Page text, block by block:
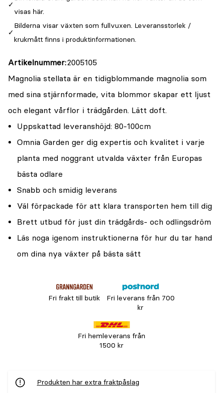
visas här.
Bilderna visar växten som fullvuxen. Leveransstorlek /
krukmått finns i produktinformationen.
Artikelnummer 2005105
Magnolia stellata är en tidigblommande magnolia som
med sina stjärnformade, vita blommor skapar ett ljust
och elegant vårflor i trädgården. Lätt doft.
Uppskattad leveranshöjd: 80-100cm
Omnia Garden ger dig expertis och kvalitet i varje
planta med noggrant utvalda växter från Europas
bästa odlare
Snabb och smidig leverans
Väl förpackade för att klara transporten hem till dig
Brett utbud för just din trädgårds- och odlingsdröm
Läs noga igenom instruktionerna för hur du tar hand
om dina nya växter på bästa sätt
Fri frakt till butik
Fri leverans från 700
kr
Fri hemleverans från
1500 kr
Produkten har extra fraktpåslag